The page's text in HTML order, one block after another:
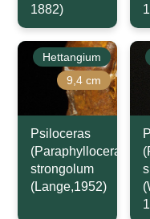
1882)
Hettangium
9,4 cm
Psiloceras
(Paraphylloceras)
strongolum
(Lange,1952)